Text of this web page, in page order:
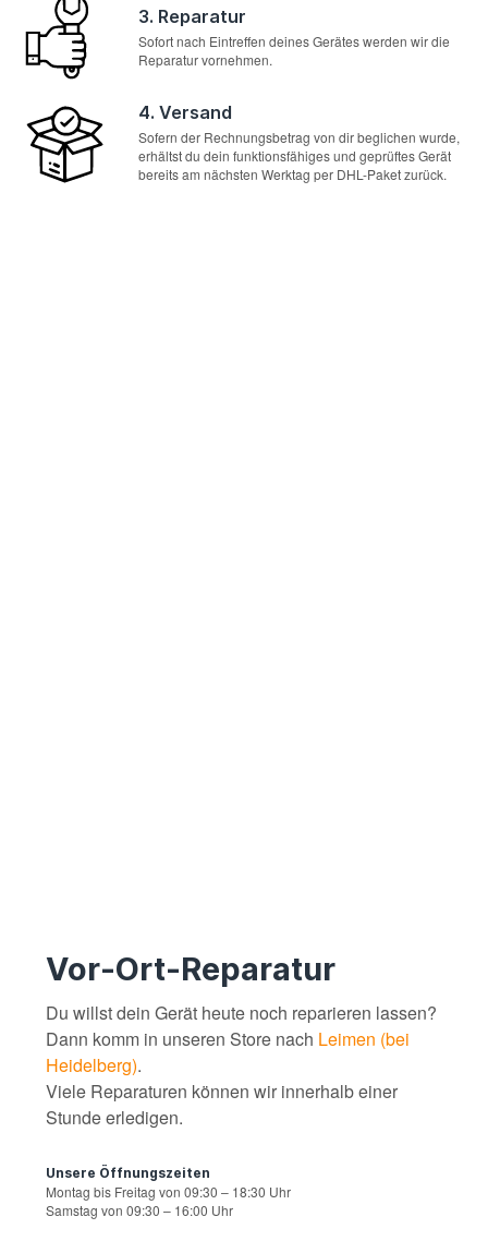
3. Reparatur
Sofort nach Eintreffen deines Gerätes werden wir die
Reparatur vornehmen.
4. Versand
Sofern der Rechnungsbetrag von dir beglichen wurde,
erhältst du dein funktionsfähiges und geprüftes Gerät
bereits am nächsten Werktag per DHL-Paket zurück.
Vor-Ort-Reparatur
Du willst dein Gerät heute noch reparieren lassen?
Dann komm in unseren Store nach Leimen (bei
Heidelberg).
Viele Reparaturen können wir innerhalb einer
Stunde erledigen.
Unsere Öffnungszeiten
Montag bis Freitag von 09:30 – 18:30 Uhr
Samstag von 09:30 – 16:00 Uhr